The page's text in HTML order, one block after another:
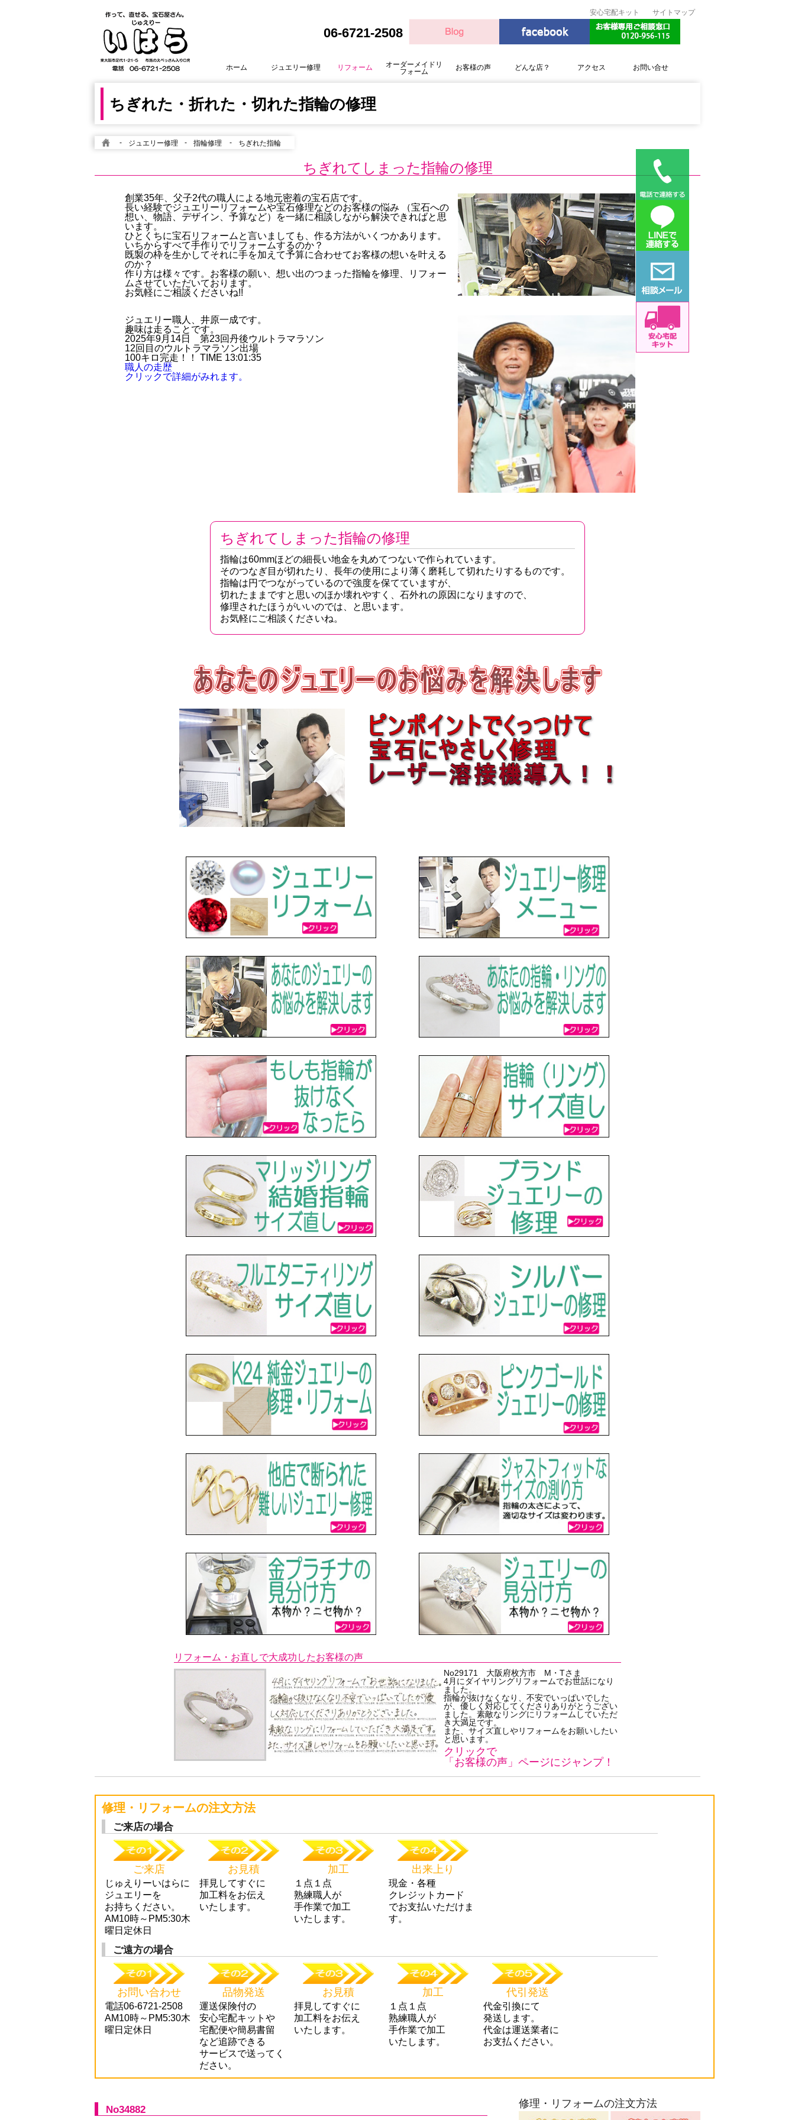
安心宅配キット サイトマップ
06-6721-2508
ホーム ジュエリー修理 リフォーム
オーダーメイドリ
フォーム
お客様の声 どんな店？ アクセス お問い合せ
ちぎれた・折れた・切れた指輪の修理
- ジュエリー修理 - 指輪修理 - ちぎれた指輪
ちぎれてしまった指輪の修理
創業35年、父子2代の職人による地元密着の宝石店です。
長い経験でジュエリーリフォームや宝石修理などのお客様の悩み （宝石への
想い、物語、デザイン、予算など）を一緒に相談しながら解決できればと思
います。
ひとくちに宝石リフォームと言いましても、作る方法がいくつかあります。
いちからすべて手作りでリフォームするのか？
既製の枠を生かしてそれに手を加えて予算に合わせてお客様の想いを叶える
のか？
作り方は様々です。お客様の願い、想い出のつまった指輪を修理、リフォー
ムさせていただいております。
お気軽にご相談くださいね!!
ジュエリー職人、井原一成です。
趣味は走ることです。
2025年9月14日 第23回丹後ウルトラマラソン
12回目のウルトラマラソン出場
100キロ完走！！ TIME 13:01:35
職人の走歴
クリックで詳細がみれます。
ちぎれてしまった指輪の修理
指輪は60mmほどの細長い地金を丸めてつないで作られています。
そのつなぎ目が切れたり、長年の使用により薄く磨耗して切れたりするものです。
指輪は円でつながっているので強度を保てていますが、
切れたままですと思いのほか壊れやすく、石外れの原因になりますので、
修理されたほうがいいのでは、と思います。
お気軽にご相談くださいね。
リフォーム・お直しで大成功したお客様の声
No29171 大阪府枚方市 M・Tさま
4月にダイヤリングリフォームでお世話になり
ました。
指輪が抜けなくなり、不安でいっぱいでした
が、優しく対応してくださりありがとうござい
ました。素敵なリングにリフォームしていただ
き大満足です。
また、サイズ直しやリフォームをお願いしたい
と思います。
クリックで
「お客様の声」ページにジャンプ！
修理・リフォームの注文方法
ご来店の場合
ご来店
じゅえりーいはらに
ジュエリーを
お持ちください。
AM10時～PM5:30木
曜日定休日
お見積
拝見してすぐに
加工料をお伝え
いたします。
加工
１点１点
熟練職人が
手作業で加工
いたします。
出来上り
現金・各種
クレジットカード
でお支払いただけま
す。
ご遠方の場合
お問い合わせ
電話06-6721-2508
AM10時～PM5:30木
曜日定休日
品物発送
運送保険付の
安心宅配キットや
宅配便や簡易書留
など追跡できる
サービスで送ってく
ださい。
お見積
拝見してすぐに
加工料をお伝え
いたします。
加工
１点１点
熟練職人が
手作業で加工
いたします。
代引発送
代金引換にて
発送します。
代金は運送業者に
お支払ください。
No34882
修理・リフォームの注文方法